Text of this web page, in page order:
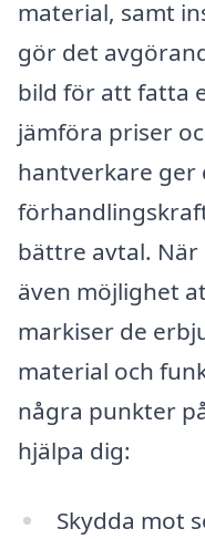
material, samt
gör det
bild för att fatta
jämföra priser
hantverkare ger
bättre avtal.
även möjlighet
markiser de
material och
några punkter
hjälpa dig:
Skydda mot